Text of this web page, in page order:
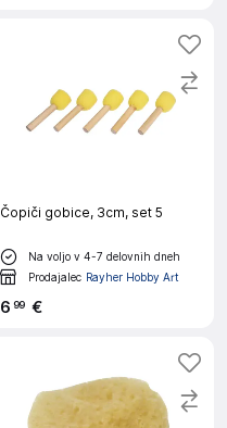
Čopiči gobice, 3cm, set 5
Na voljo v 4-7 delovnih dneh
Prodajalec Rayher Hobby Art
6 99 €